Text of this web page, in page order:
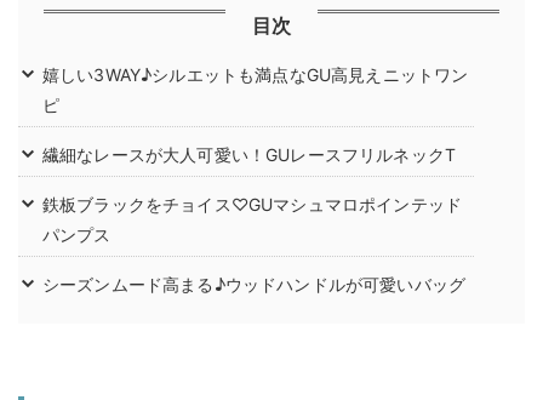
目次
嬉しい3WAY♪シルエットも満点なGU高見えニットワン
ピ
繊細なレースが大人可愛い！GUレースフリルネックT
鉄板ブラックをチョイス♡GUマシュマロポインテッド
パンプス
シーズンムード高まる♪ウッドハンドルが可愛いバッグ